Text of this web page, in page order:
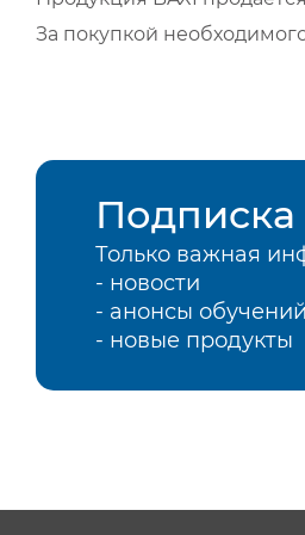
За покупкой
Подписка
Только важная
- новости
- анонсы
- новые продукты